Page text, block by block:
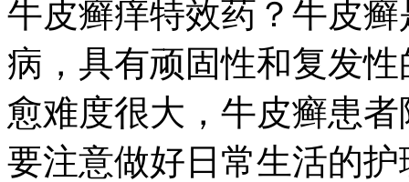
牛皮癣痒特效药？牛皮
病，具有顽固性和复发
愈难度很大，牛皮癣患
要注意做好日常生活的